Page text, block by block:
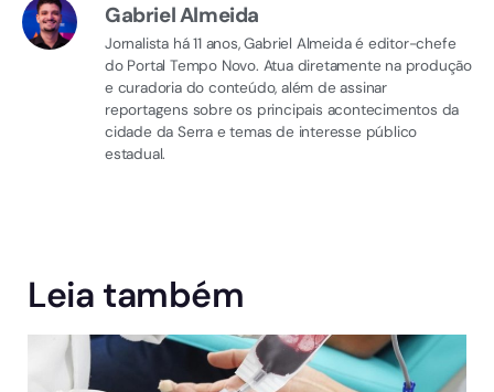
Gabriel Almeida
Jornalista há 11 anos, Gabriel Almeida é editor-chefe
do Portal Tempo Novo. Atua diretamente na produção
e curadoria do conteúdo, além de assinar
reportagens sobre os principais acontecimentos da
cidade da Serra e temas de interesse público
estadual.
Leia também